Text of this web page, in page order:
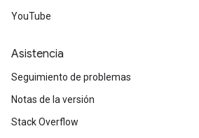
YouTube
Asistencia
Seguimiento de problemas
Notas de la versión
Stack Overflow